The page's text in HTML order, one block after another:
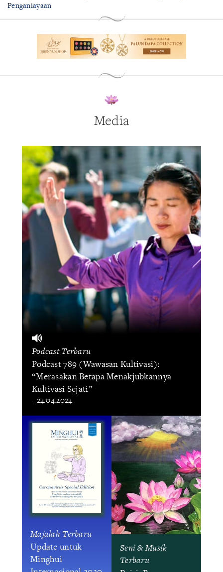
Penganiayaan
Media
Podcast Terbaru
Podcast 789 (Wawasan Kultivasi):
“Merasakan Betapa Menakjubkannya
Kultivasi Sejati”
- 24.04.2024
Majalah Terbaru
Update untuk
Minghui
Seni & Musik
Terbaru